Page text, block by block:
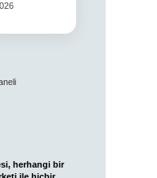
herhangi bir
ile hiçbir